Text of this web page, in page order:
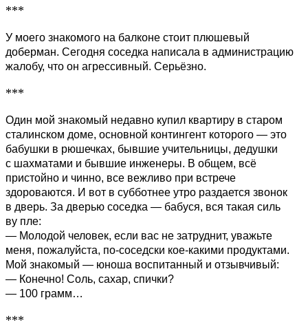
***
У моего знакомого на балконе стоит плюшевый
доберман. Сегодня соседка написала в администрацию
жалобу, что он агрессивный. Серьёзно.
***
Один мой знакомый недавно купил квартиру в старом
сталинском доме, основной контингент которого — это
бабушки в рюшечках, бывшие учительницы, дедушки
с шахматами и бывшие инженеры. В общем, всё
пристойно и чинно, все вежливо при встрече
здороваются. И вот в субботнее утро раздается звонок
в дверь. За дверью соседка — бабуся, вся такая силь
ву пле:
— Молодой человек, если вас не затруднит, уважьте
меня, пожалуйста, по-соседски кое-какими продуктами.
Мой знакомый — юноша воспитанный и отзывчивый:
— Конечно! Соль, сахар, спички?
— 100 грамм…
***